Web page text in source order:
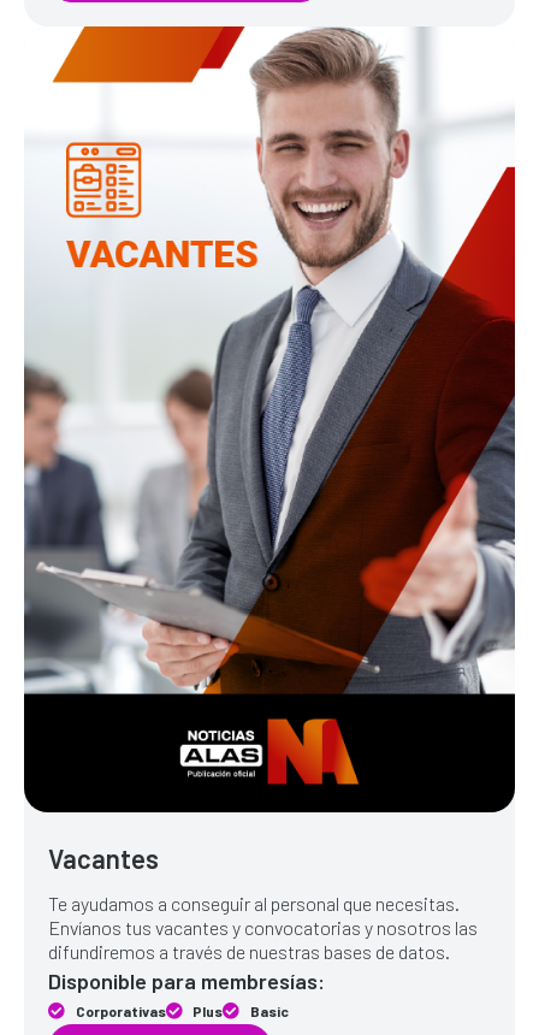
Vacantes
Te ayudamos a conseguir al personal que necesitas.
Envíanos tus vacantes y convocatorias y nosotros las
difundiremos a través de nuestras bases de datos.
Disponible para membresías:
Corporativas Plus Basic